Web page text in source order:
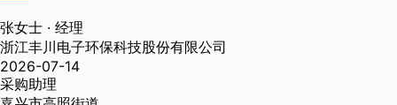
张女士 · 经理
浙江丰川电子环保科技股份有限公司
2026-07-14
采购助理